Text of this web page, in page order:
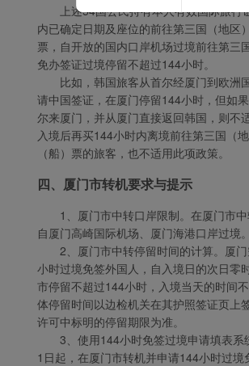
上述54国公民持有本人有效国际旅行
内已确定日期及座位的前往第三国（地区
票，自开放的国内口岸机场过境前往第三
免办签证过境停留不超过144小时。
比如，韩国旅客从首尔经厦门到欧洲
请中国签证，在厦门停留144小时，但如
尔来厦门，并从厦门直接返回韩国，则不
入境后再买144小时内离境前往第三国（
（船）票的旅客，也不适用此项政策。
四、厦门市转机要求与提示
1、厦门市中转口岸限制。在厦门市
自厦门高崎国际机场、厦门海港口岸过境。
2、厦门市中转停留时间的计算。厦
小时过境免签外国人，自入境日的次日零
市停留不超过144小时，入境当天的时间
体停留时间以边检机关在其护照签证页上
许可中标明的停留期限为准。
3、使用144小时免签过境申请填表系
1日起，在厦门市转机并申请144小时过境